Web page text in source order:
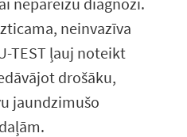
neinvazīva
TEST ļauj noteikt
drošāku,
jaundzimušo